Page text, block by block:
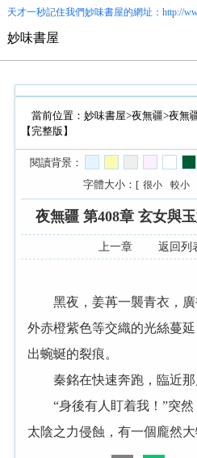
天才一秒記住我們妙味書屋的網址：http://
妙味書屋
當前位置： 妙味書屋>夜無疆>夜無
【完整版】
閱讀背景：
字體大小：[ 很小 較小
夜無疆 第408章 玄女與
上一章 返回列
黑夜，姜苒一襲青衣，廣
外赤橙紫色等交織的光絲蔓
出蜿蜒的裂痕。
秦銘在快速奔跑，臨近那
“身後有人盯着我！”突然
太陰之力侵蝕，有一個龐然大